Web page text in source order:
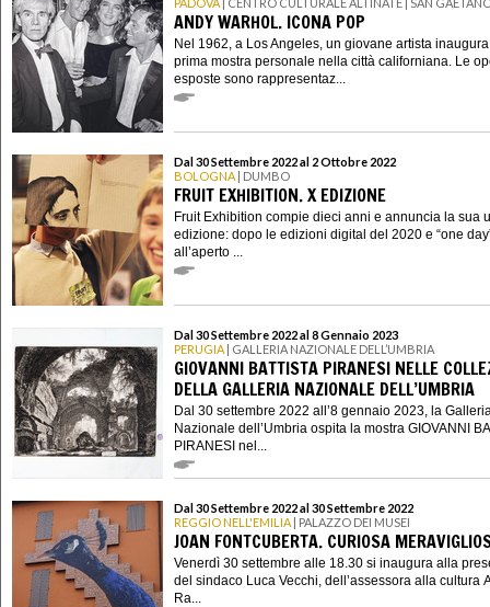
PADOVA | CENTRO CULTURALE ALTINATE | SAN
ANDY WARHOL. ICONA POP
Nel 1962, a Los Angeles, un giovane artista
prima mostra personale nella città californiana. Le
esposte sono rappresentaz...
Dal 30 Settembre 2022 al 2 Ottobre 2022
BOLOGNA | DUMBO
FRUIT EXHIBITION. X EDIZIONE
Fruit Exhibition compie dieci anni e annuncia la sua
edizione: dopo le edizioni digital del 2020 e “one
all’aperto ...
Dal 30 Settembre 2022 al 8 Gennaio 2023
PERUGIA | GALLERIA NAZIONALE DELL’UMBRIA
GIOVANNI BATTISTA PIRANESI NELLE
DELLA GALLERIA NAZIONALE DELL’UMBRIA
Dal 30 settembre 2022 all’8 gennaio 2023, la
Nazionale dell’Umbria ospita la mostra GIOVANNI
PIRANESI nel...
Dal 30 Settembre 2022 al 30 Settembre 2022
REGGIO NELL'EMILIA | PALAZZO DEI MUSEI
JOAN FONTCUBERTA. CURIOSA
Venerdì 30 settembre alle 18.30 si inaugura alla
del sindaco Luca Vecchi, dell’assessora alla cultura
Ra...